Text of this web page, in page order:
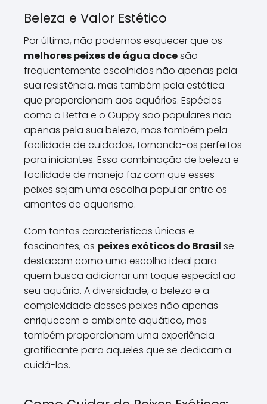
Beleza e Valor Estético
Por último, não podemos esquecer que os
melhores peixes de água docesão
frequentemente escolhidos não apenas pela
sua resistência, mas também pela estética
que proporcionam aos aquários. Espécies
como o Betta e o Guppy são populares não
apenas pela sua beleza, mas também pela
facilidade de cuidados, tornando-os perfeitos
para iniciantes. Essa combinação de beleza e
facilidade de manejo faz com que esses
peixes sejam uma escolha popular entre os
amantes de aquarismo.
Com tantas características únicas e
fascinantes, os peixes exóticos do Brasil se
destacam como uma escolha ideal para
quem busca adicionar um toque especial ao
seu aquário. A diversidade, a beleza e a
complexidade desses peixes não apenas
enriquecem o ambiente aquático, mas
também proporcionam uma experiência
gratificante para aqueles que se dedicam a
cuidá-los.